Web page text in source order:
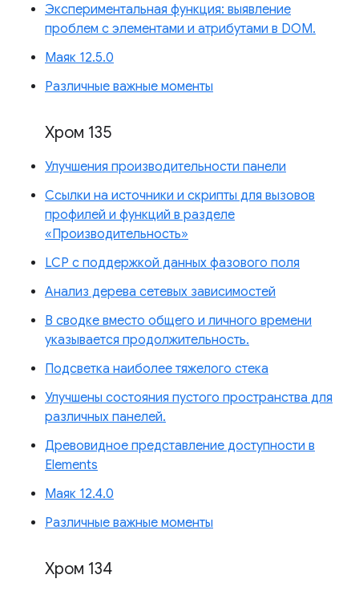
Экспериментальная функция: выявление
проблем с элементами и атрибутами в DOM.
Маяк 12.5.0
Различные важные моменты
Хром 135
Улучшения производительности панели
Ссылки на источники и скрипты для вызовов
профилей и функций в разделе
«Производительность»
LCP с поддержкой данных фазового поля
Анализ дерева сетевых зависимостей
В сводке вместо общего и личного времени
указывается продолжительность.
Подсветка наиболее тяжелого стека
Улучшены состояния пустого пространства для
различных панелей.
Древовидное представление доступности в
Elements
Маяк 12.4.0
Различные важные моменты
Хром 134